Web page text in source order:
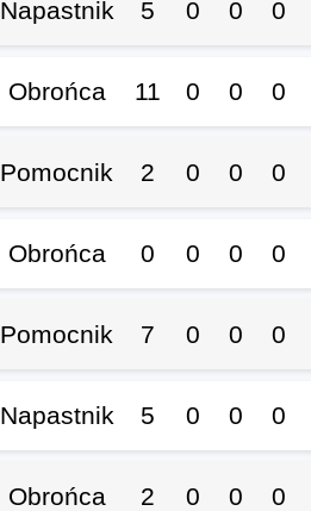
Napastnik 5 0 0 0
Obrońca 11 0 0 0
Pomocnik 2 0 0 0
Obrońca 0 0 0 0
Pomocnik 7 0 0 0
Napastnik 5 0 0 0
Obrońca 2 0 0 0